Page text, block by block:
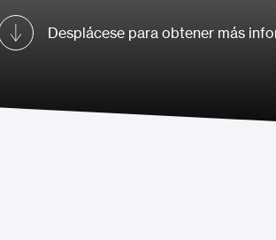
Desplácese para obtener más